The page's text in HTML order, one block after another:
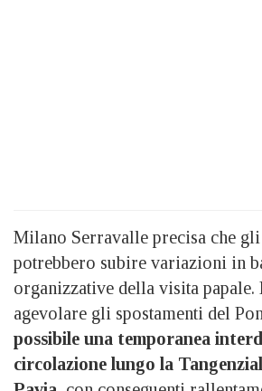
Milano Serravalle precisa che
potrebbero subire variazioni in
organizzative della visita papale.
agevolare gli spostamenti del
possibile una temporanea
circolazione lungo la